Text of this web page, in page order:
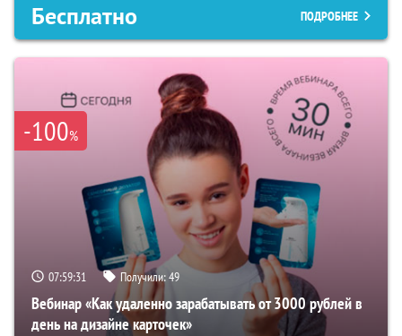
Бесплатно ПОДРОБНЕЕ
-100%
07:59:30 Получили:49
Вебинар «Как удаленно зарабатывать от 3000 рублей в
день на дизайне карточек»